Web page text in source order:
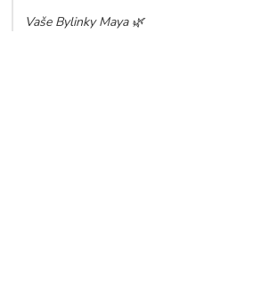
Vaše Bylinky Maya 🌿